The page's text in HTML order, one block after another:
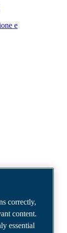
e
correctly,
content.
essential